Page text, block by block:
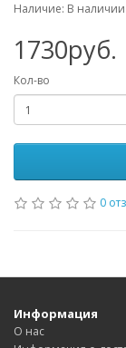
Наличие: В наличии
1730руб.
Кол-во
0
Информация
О нас